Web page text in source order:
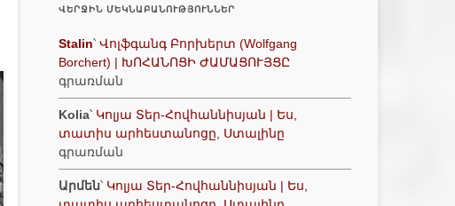
ՎԵՐՋԻՆ ՄԵԿՆԱԲԱՆՈՒԹՅՈՒՆՆԵՐ
Stalin՝ Վոլֆգանգ Բորխերտ (Wolfgang
Borchert) | ԽՈՀԱՆՈՑԻ ԺԱՄԱՑՈՒՅՑԸ
գրառման
Kolia՝ Կոլյա Տեր-Հովհաննիսյան | Ես,
տատիս արհեստանոցը, Ստալինը
գրառման
Արմեն՝ Կոլյա Տեր-Հովհաննիսյան | Ես,